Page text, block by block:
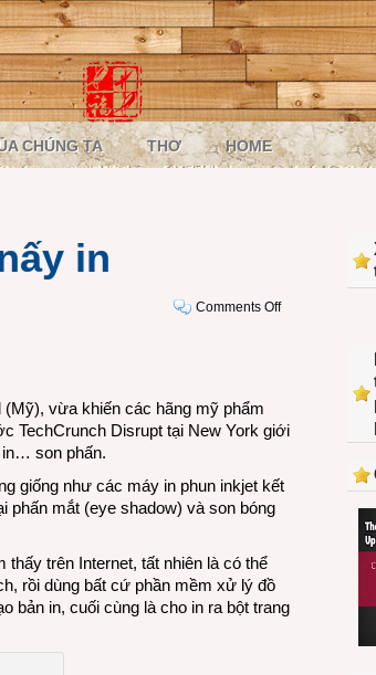
CHÚNG TA THƠ HOME
in
Comments Offon
nấy
vừa khiến các hãng mỹ phẩm
TechCrunch Disrupt tại New York giới
in… son phấn.
giống như các máy in phun inkjet kết
phấn mắt (eye shadow) và son bóng
trên Internet, tất nhiên là có thể
rồi dùng bất cứ phần mềm xử lý đồ
bản in, cuối cùng là cho in ra bột trang